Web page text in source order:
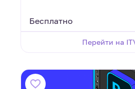
Бесплатно
Перейти на